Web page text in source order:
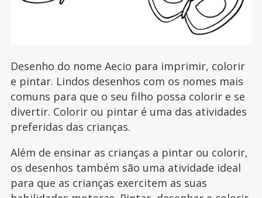
Desenho do nome Aecio para imprimir, colorir
e pintar. Lindos desenhos com os nomes mais
comuns para que o seu filho possa colorir e se
divertir. Colorir ou pintar é uma das atividades
preferidas das crianças.
Além de ensinar as crianças a pintar ou colorir,
os desenhos também são uma atividade ideal
para que as crianças exercitem as suas